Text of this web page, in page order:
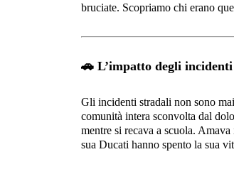
bruciate. Scopriamo chi erano
🚗L’impatto degli
Gli incidenti stradali non sono
comunità intera sconvolta dal
mentre si recava a scuola.
sua Ducati hanno spento la sua